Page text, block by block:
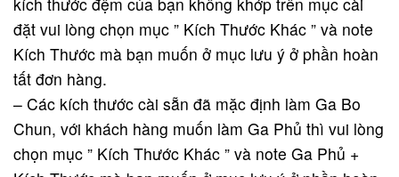
đặt vui lòng chọn mục ” Kích Thước Khác ” và note
Kích Thước mà bạn muốn ở mục lưu ý ở phần hoàn
tất đơn hàng.
– Các kích thước cài sẵn đã mặc định làm Ga Bo
Chun, với khách hàng muốn làm Ga Phủ thì vui lòng
chọn mục ” Kích Thước Khác ” và note Ga Phủ +